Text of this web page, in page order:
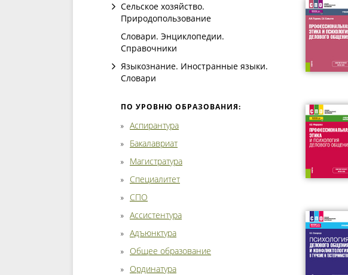
Сельское хозяйство.
Природопользование
Словари. Энциклопедии.
Справочники
Языкознание. Иностранные языки.
Словари
ПО УРОВНЮ ОБРАЗОВАНИЯ:
Аспирантура
Бакалавриат
Магистратура
Специалитет
СПО
Ассистентура
Адъюнктура
Общее образование
Ординатура